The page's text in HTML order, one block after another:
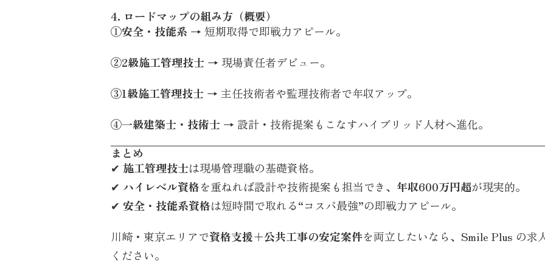
4. ロードマップの組み方（概要）
①安全・技能系 → 短期取得で即戦力アピール。
②2級施工管理技士 → 現場責任者デビュー。
③1級施工管理技士 → 主任技術者や監理技術者で年収アップ。
④一級建築士・技術士 → 設計・技術提案もこなすハイブリッド人材へ進化。
まとめ
✔ 施工管理技士は現場管理職の基礎資格。
✔ ハイレベル資格を重ねれば設計や技術提案も担当でき、 年収600万円超が現実的。
✔ 安全・技能系資格は短時間で取れる“コスパ最強”の即戦力アピール。
川崎・東京エリアで資格支援＋公共工事の安定案件を両立したいなら、 Smile Plus の求
ください。